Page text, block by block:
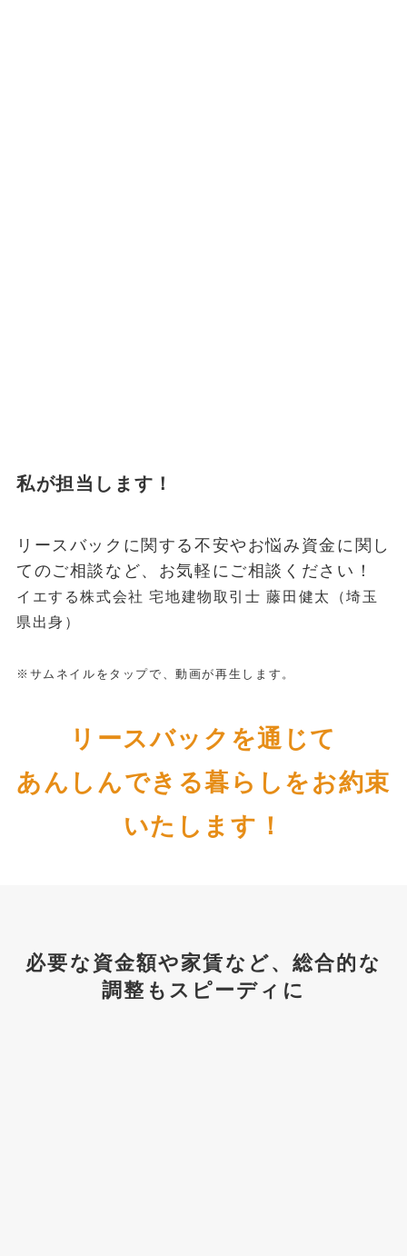
私が担当します！
リースバックに関する不安やお悩み資金に関し
てのご相談など、お気軽にご相談ください！
イエする株式会社 宅地建物取引士 藤田健太（埼玉
県出身）
※サムネイルをタップで、動画が再生します。
リースバックを通じて
あんしんできる暮らしをお約束
いたします！
必要な資金額や家賃など、総合的な
調整もスピーディに